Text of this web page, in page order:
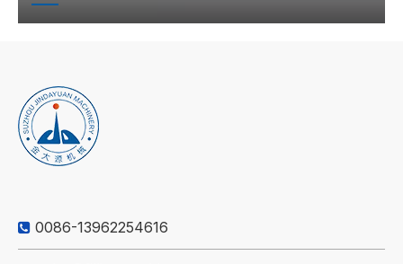
 0086-13962254616